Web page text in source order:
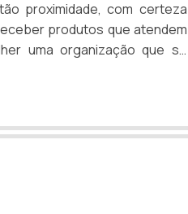
proximidade, com certeza
produtos que atendem
uma organização que se
DE ACESSO CARTÃO
acesso cartão proximidade